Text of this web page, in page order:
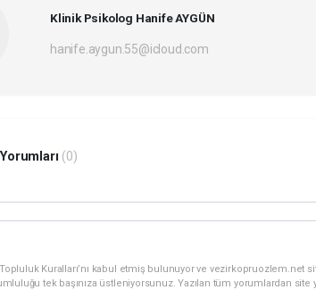
Klinik Psikolog Hanife AYGÜN
hanife.aygun.55@icloud.com
(0)
Kuralları’nı kabul etmiş bulunuyor ve vezirkopruozlem.net
tek başınıza üstleniyorsunuz. Yazılan tüm yorumlardan